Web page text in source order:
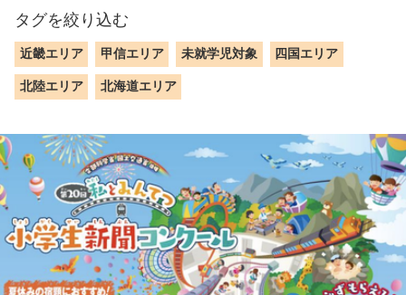
タグを絞り込む
近畿エリア 甲信エリア 未就学児対象 四国エリア
北陸エリア 北海道エリア